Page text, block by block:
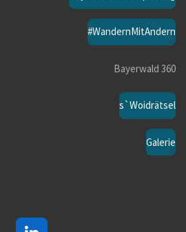
#WandernMitAndern
Bayerwald 360
s`Woidrätsel
Galerie